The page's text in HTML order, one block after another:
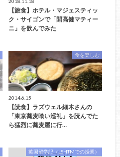
【旅食】ホテル・マジェスティッ
ク・サイゴンで「開高健マティー
ニ」を飲んでみた
食を楽しむ
2014.6.15
【読食】ラズウェル細木さんの
「東京蕎麦喰い巡礼」を読んでた
ら猛烈に蕎麦屋に行…
英国留学記（LSHTMでの授業）